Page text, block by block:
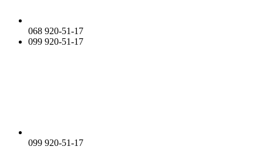
068 920-51-17
099 920-51-17
099 920-51-17